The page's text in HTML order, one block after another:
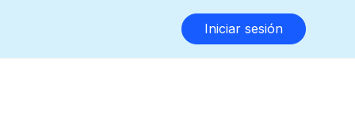
Iniciar sesión